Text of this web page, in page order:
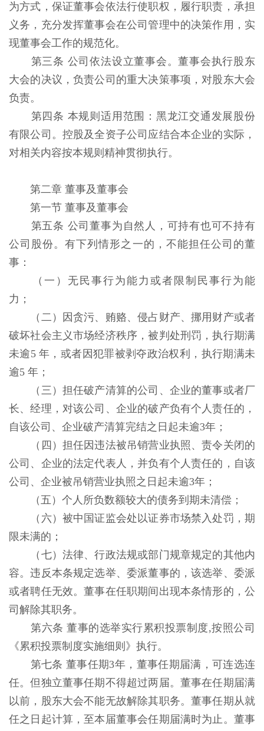
为方式，保证董事会依法行使职权，履行职责，承担
义务，充分发挥董事会在公司管理中的决策作用，实
现董事会工作的规范化。
第三条 公司依法设立董事会。董事会执行股东
大会的决议，负责公司的重大决策事项，对股东大会
负责。
第四条 本规则适用范围：黑龙江交通发展股份
有限公司。控股及全资子公司应结合本企业的实际，
对相关内容按本规则精神贯彻执行。
第二章 董事及董事会
第一节 董事及董事会
第五条 公司董事为自然人，可持有也可不持有
公司股份。有下列情形之一的，不能担任公司的董
事：
（一）无民事行为能力或者限制民事行为能
力；
（二）因贪污、贿赂、侵占财产、挪用财产或者
破坏社会主义市场经济秩序，被判处刑罚，执行期满
未逾5 年，或者因犯罪被剥夺政治权利，执行期满未
逾5 年；
（三）担任破产清算的公司、企业的董事或者厂
长、经理，对该公司、企业的破产负有个人责任的，
自该公司、企业破产清算完结之日起未逾3年；
（四）担任因违法被吊销营业执照、责令关闭的
公司、企业的法定代表人，并负有个人责任的，自该
公司、企业被吊销营业执照之日起未逾3年；
（五）个人所负数额较大的债务到期未清偿；
（六）被中国证监会处以证券市场禁入处罚，期
限未满的；
（七）法律、行政法规或部门规章规定的其他内
容。违反本条规定选举、委派董事的，该选举、委派
或者聘任无效。董事在任职期间出现本条情形的，公
司解除其职务。
第六条 董事的选举实行累积投票制度,按照公司
《累积投票制度实施细则》执行。
第七条 董事任期3年，董事任期届满，可连选连
任。但独立董事任期不得超过两届。董事在任期届满
以前，股东大会不能无故解除其职务。董事任期从就
任之日起计算，至本届董事会任期届满时为止。董事